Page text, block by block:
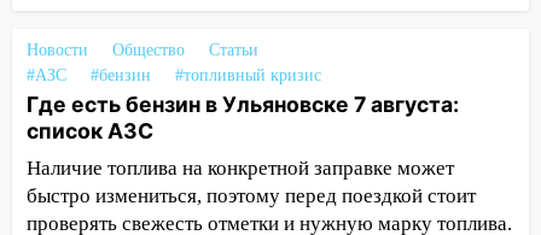
15:34
После вмешательства
прокуратуры в селах Ульяновской
области привели в порядок детские
площадки
15:27
Прокуратура проверяет
капремонт школы в селе Кивать
Новости Общество
Статьи
#АЗС
#бензин #топливный кризис
Где есть бензин в Ульяновске 7 августа:
список АЗС
Наличие топлива на конкретной заправке может
быстро измениться, поэтому перед поездкой стоит
проверять свежесть отметки и нужную марку топлива.